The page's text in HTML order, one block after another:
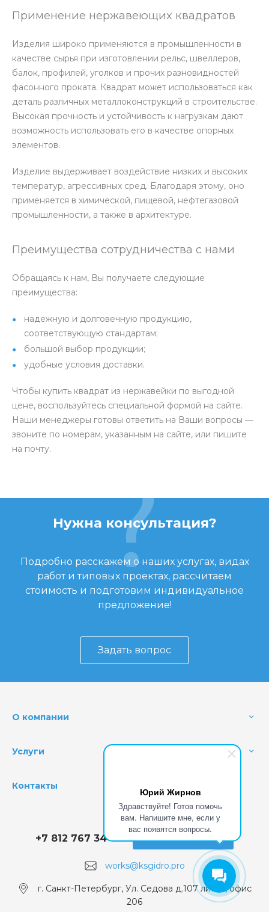
Юрий Жирнов
Здравствуйте! Готов помочь
вам. Напишите мне, если у
вас появятся вопросы.
Применение нержавеющих квадратов
Изделия широко применяются в промышленности в
качестве сырья при изготовлении рельс, швеллеров,
балок, профилей, уголков и прочих разновидностей
фасонного проката. Квадрат может использоваться как
деталь различных металлоконструкций в строительстве.
Высокая прочность и устойчивость к нагрузкам дают
возможность использовать его в качестве опорных
элементов.
Изделие выдерживает воздействие низких и высоких
температур, агрессивных сред. Благодаря этому, оно
применяется в химической, пищевой, нефтегазовой
промышленности, а также в архитектуре.
Преимущества сотрудничества с нами
Обращаясь к нам, Вы получаете следующие
преимущества:
надежную и долговечную продукцию,
соответствующую стандартам;
большой выбор продукции;
удобные условия доставки.
Чтобы купить квадрат из нержавейки по выгодной
цене, воспользуйтесь специальной формой на сайте.
Наши менеджеры готовы ответить на Ваши вопросы —
звоните по номерам, указанным на сайте, или пишите
на почту.
Нужна консультация?
Подробно расскажем о наших услугах, видах
работ и типовых проектах, рассчитаем
стоимость и подготовим индивидуальное
предложение!
Задать вопрос
О компании
Услуги
Контакты
works@ksgidro.pro
+7 812 767 34 78
г. Санкт-Петербург, Ул. Седова д.107 лит. А, офис
206
Заказать звонок